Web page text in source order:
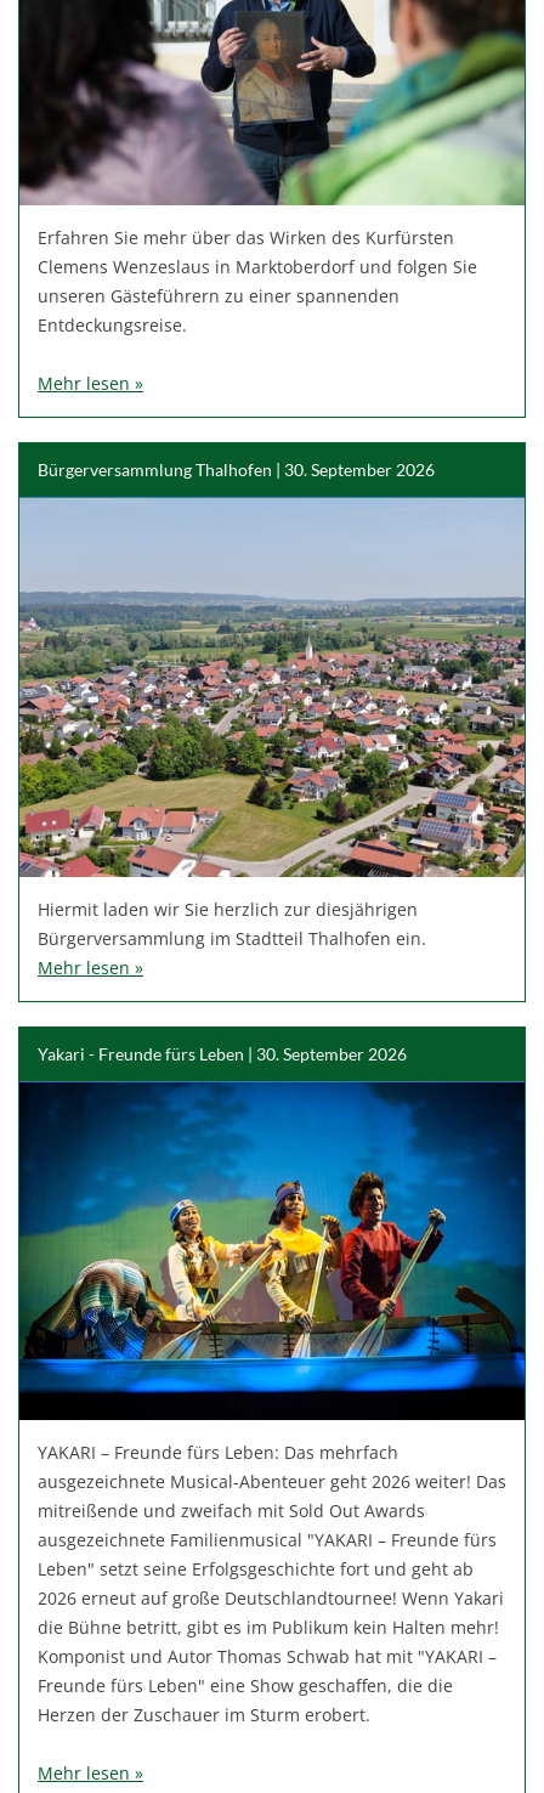
Erfahren Sie mehr über das Wirken des Kurfürsten
Clemens Wenzeslaus in Marktoberdorf und folgen Sie
unseren Gästeführern zu einer spannenden
Entdeckungsreise.
Mehr lesen »
Bürgerversammlung Thalhofen | 30. September 2026
Hiermit laden wir Sie herzlich zur diesjährigen
Bürgerversammlung im Stadtteil Thalhofen ein.
Mehr lesen »
Yakari - Freunde fürs Leben | 30. September 2026
YAKARI – Freunde fürs Leben: Das mehrfach
ausgezeichnete Musical-Abenteuer geht 2026 weiter! Das
mitreißende und zweifach mit Sold Out Awards
ausgezeichnete Familienmusical "YAKARI – Freunde fürs
Leben" setzt seine Erfolgsgeschichte fort und geht ab
2026 erneut auf große Deutschlandtournee! Wenn Yakari
die Bühne betritt, gibt es im Publikum kein Halten mehr!
Komponist und Autor Thomas Schwab hat mit "YAKARI –
Freunde fürs Leben" eine Show geschaffen, die die
Herzen der Zuschauer im Sturm erobert.
Mehr lesen »